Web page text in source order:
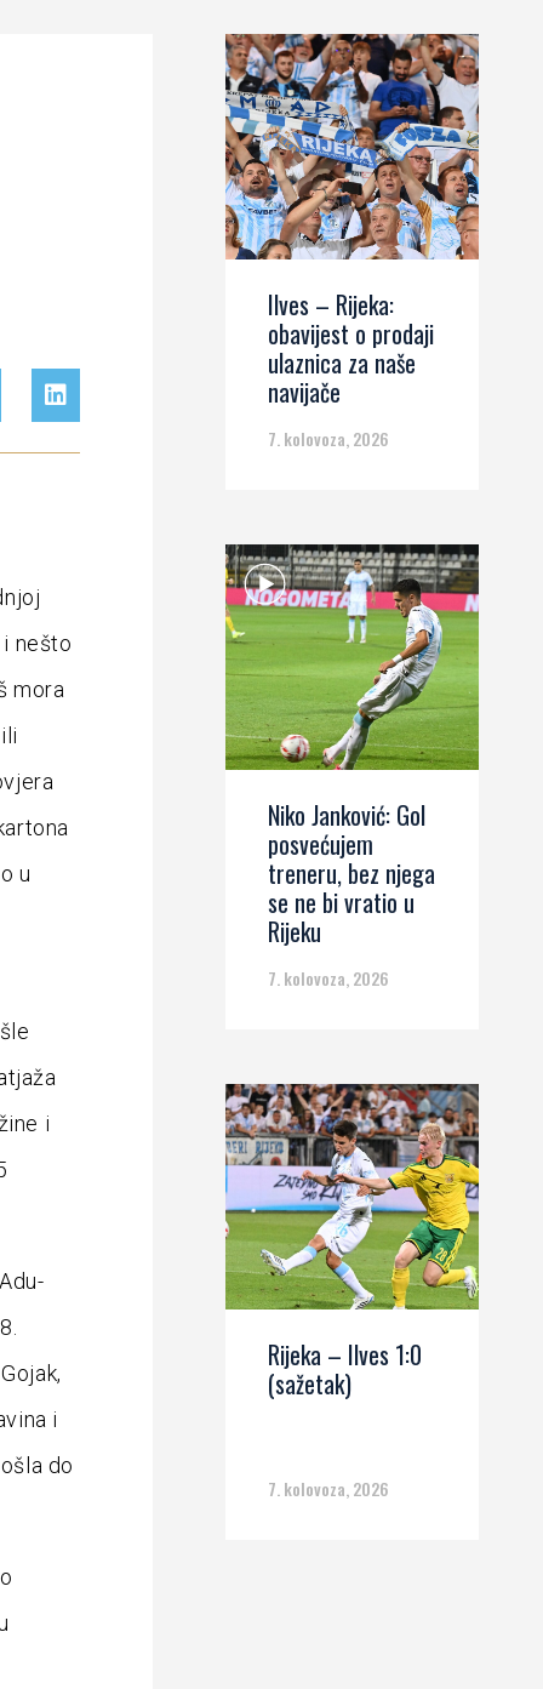
nešto
mora
u
i
i
do
Ilves – Rijeka:
obavijest o prodaji
ulaznica za naše
navijače
7. kolovoza, 2026
Niko Janković: Gol
posvećujem
treneru, bez njega
se ne bi vratio u
Rijeku
7. kolovoza, 2026
Rijeka – Ilves 1:0
(sažetak)
7. kolovoza, 2026